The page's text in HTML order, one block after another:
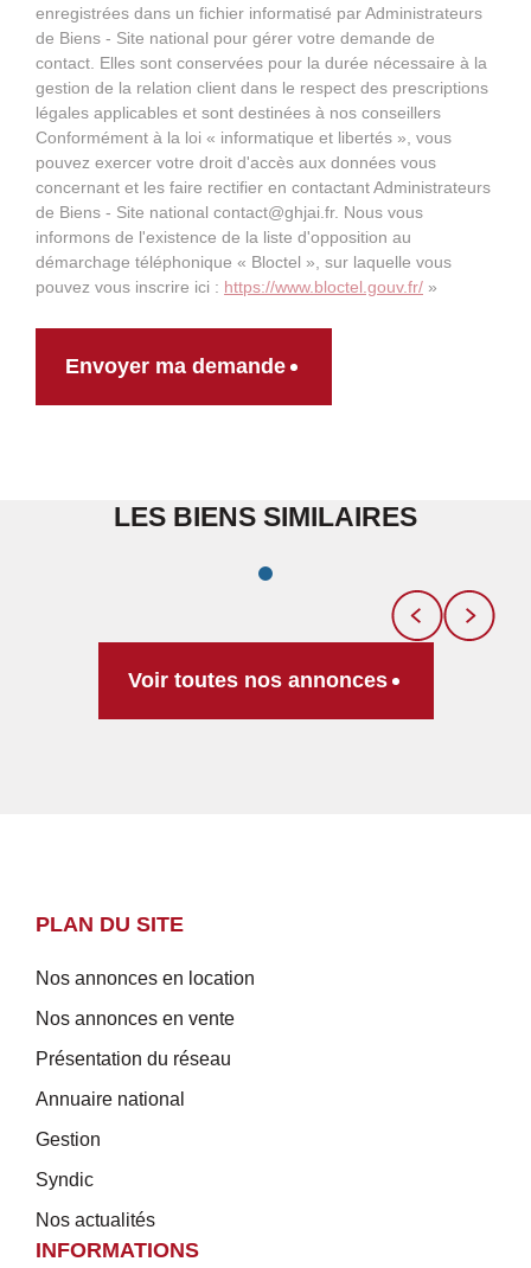
enregistrées dans un fichier informatisé par Administrateurs
de Biens - Site national pour gérer votre demande de
contact. Elles sont conservées pour la durée nécessaire à la
gestion de la relation client dans le respect des prescriptions
légales applicables et sont destinées à nos conseillers
Conformément à la loi « informatique et libertés », vous
pouvez exercer votre droit d'accès aux données vous
concernant et les faire rectifier en contactant Administrateurs
de Biens - Site national contact@ghjai.fr. Nous vous
informons de l'existence de la liste d'opposition au
démarchage téléphonique « Bloctel », sur laquelle vous
pouvez vous inscrire ici : https://www.bloctel.gouv.fr/ »
Envoyer ma demande
LES BIENS SIMILAIRES
Voir toutes nos annonces
PLAN DU SITE
Nos annonces en location
Nos annonces en vente
Présentation du réseau
Annuaire national
Gestion
Syndic
Nos actualités
INFORMATIONS